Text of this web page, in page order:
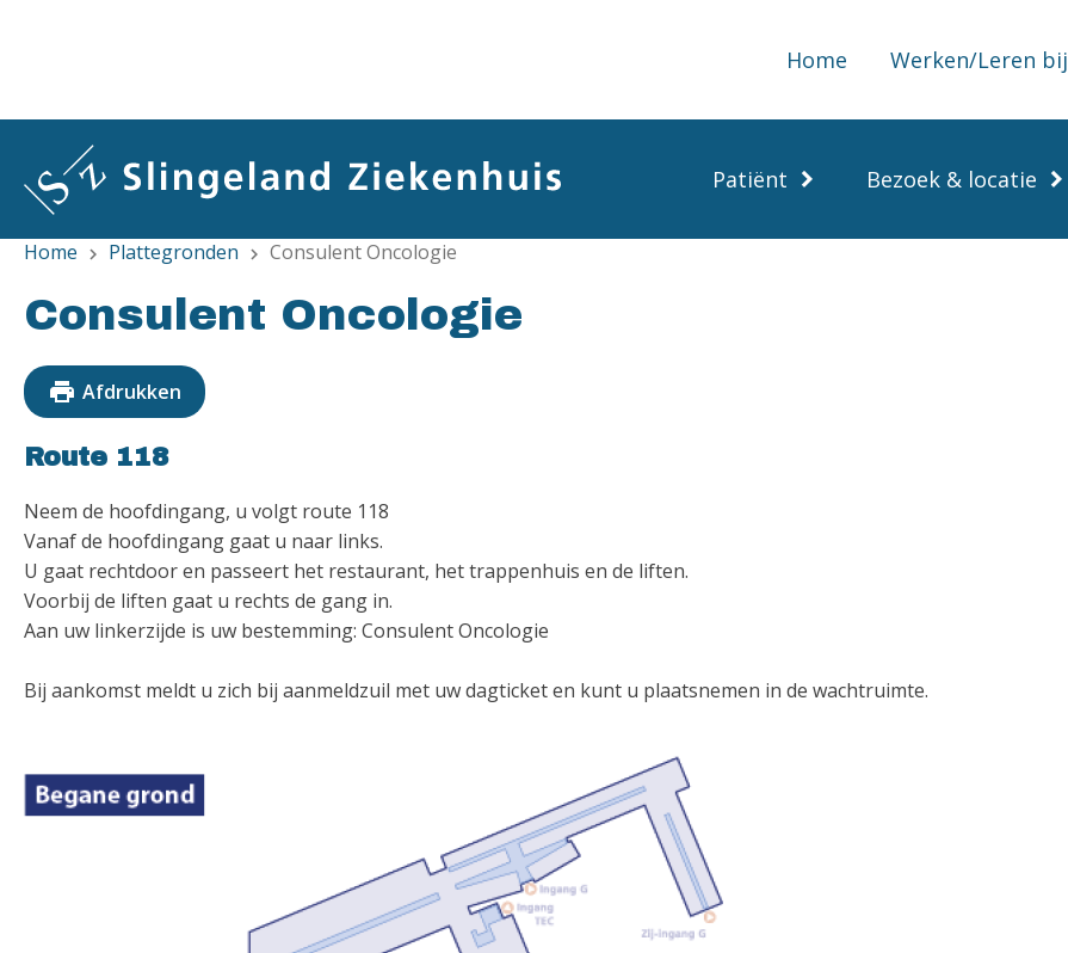
Home Werken/Leren bij
Patiënt Bezoek & locatie
Home chevron_right Plattegronden chevron_right Consulent Oncologie
Consulent Oncologie
print Afdrukken
Route 118
Neem de hoofdingang, u volgt route 118
Vanaf de hoofdingang gaat u naar links.
U gaat rechtdoor en passeert het restaurant, het trappenhuis en de liften.
Voorbij de liften gaat u rechts de gang in.
Aan uw linkerzijde is uw bestemming: Consulent Oncologie
Bij aankomst meldt u zich bij aanmeldzuil met uw dagticket en kunt u plaatsnemen in de wachtruimte.